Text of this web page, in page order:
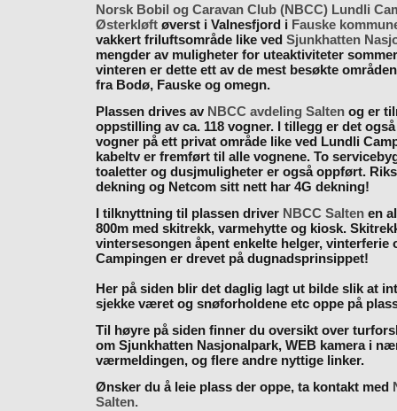
Norsk Bobil og Caravan Club (NBCC) Lundli
Østerkløftøverst i Valnesfjord i Fauske
vakkert friluftsområde like ved Sjunkhatten
mengder av muligheter for uteaktiviteter
vinteren er dette ett av de mest besøkte
fra Bodø, Fauske og omegn.
Plassen drives av NBCC avdeling Saltenog er
oppstilling av ca. 118 vogner. I tillegg er det
vogner på ett privat område like ved Lundli
kabeltv er fremført til alle vognene. To
toaletter og dusjmuligheter er også oppført.
dekning og Netcom sitt nett har 4G dekning!
I tilknyttning til plassen driver NBCC Saltenen
800m med skitrekk, varmehytte og kiosk.
vintersesongen åpent enkelte helger, vinterferie
Campingen er drevet på dugnadsprinsippet!
Her på siden blir det daglig lagt ut bilde slik at
sjekke været og snøforholdene etc oppe på
Til høyre på siden finner du oversikt over
om Sjunkhatten Nasjonalpark, WEB kamera i
værmeldingen, og flere andre nyttige linker.
Ønsker du å leie plass der oppe, ta kontakt med
Salten.